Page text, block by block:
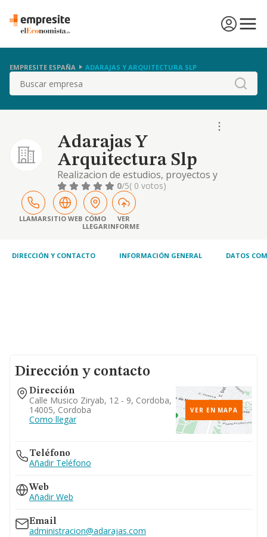
EMPRESITE ESPAÑA ADARAJAS Y ARQUITECTURA SLP
Buscar
Adarajas Y
Arquitectura Slp
Realizacion de estudios, proyectos y
direcciones de obra, de ingenieria,
arquitectura y urbanismo, trabajos
auxiliares necesarios toma de datos
topograficos y estudios previos, de viabilidad
e impacto ambiental.
0/5( 0 votos)
LLAMARSITIO WEB CÓMO
LLEGAR
VER
INFORME
DIRECCIÓN Y CONTACTO INFORMACIÓN GENERAL DATOS
Dirección y contacto
Dirección
Calle Musico Ziryab, 12 - 9, Cordoba,
14005, Cordoba
Como llegar
VER EN MAPA
Teléfono
Añadir Teléfono
Web
Añadir Web
Email
administracion@adarajas.com